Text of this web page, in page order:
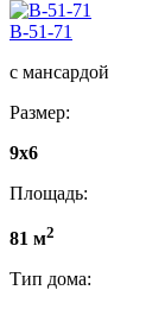
B-51-71
с мансардой
Размер:
9х6
Площадь:
81 м2
Тип дома: